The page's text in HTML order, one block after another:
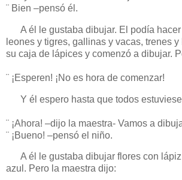
¨ Bien –pensó él.
A él le gustaba dibujar. El podía
leones y tigres, gallinas y vacas, trenes y
su caja de lápices y comenzó a dibujar.
¨ ¡Esperen! ¡No es hora de comenzar!
Y él espero hasta que todos
¨ ¡Ahora! –dijo la maestra- Vamos a
¨ ¡Bueno! –pensó el niño.
A él le gustaba dibujar flores con
azul. Pero la maestra dijo: